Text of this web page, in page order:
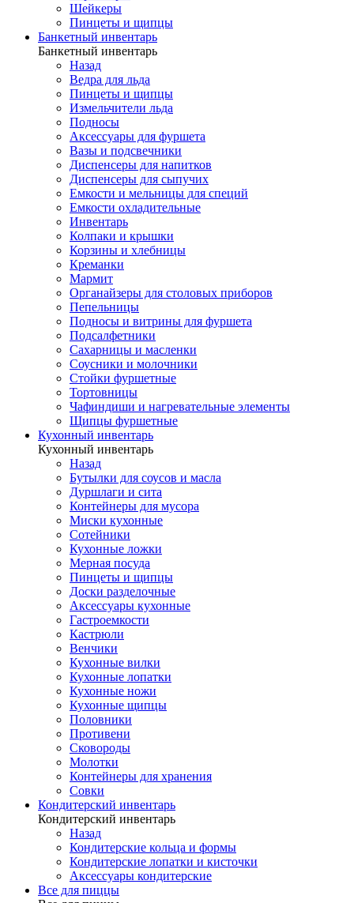
Шейкеры
Пинцеты и щипцы
Банкетный инвентарь
Банкетный инвентарь
Назад
Ведра для льда
Пинцеты и щипцы
Измельчители льда
Подносы
Аксессуары для фуршета
Вазы и подсвечники
Диспенсеры для напитков
Диспенсеры для сыпучих
Емкости и мельницы для специй
Емкости охладительные
Инвентарь
Колпаки и крышки
Корзины и хлебницы
Креманки
Мармит
Органайзеры для столовых приборов
Пепельницы
Подносы и витрины для фуршета
Подсалфетники
Сахарницы и масленки
Соусники и молочники
Стойки фуршетные
Тортовницы
Чафиндиши и нагревательные элементы
Щипцы фуршетные
Кухонный инвентарь
Кухонный инвентарь
Назад
Бутылки для соусов и масла
Дуршлаги и сита
Контейнеры для мусора
Миски кухонные
Сотейники
Кухонные ложки
Мерная посуда
Пинцеты и щипцы
Доски разделочные
Аксессуары кухонные
Гастроемкости
Кастрюли
Венчики
Кухонные вилки
Кухонные лопатки
Кухонные ножи
Кухонные щипцы
Половники
Противени
Сковороды
Молотки
Контейнеры для хранения
Совки
Кондитерский инвентарь
Кондитерский инвентарь
Назад
Кондитерские кольца и формы
Кондитерские лопатки и кисточки
Аксессуары кондитерские
Все для пиццы